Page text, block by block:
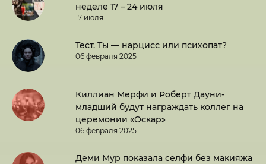
неделе 17 – 24 июля
17 июля
Тест. Ты — нарцисс или психопат?
06 февраля 2025
Киллиан Мерфи и Роберт Дауни-
младший будут награждать коллег на
церемонии «Оскар»
06 февраля 2025
Деми Мур показала селфи без макияжа